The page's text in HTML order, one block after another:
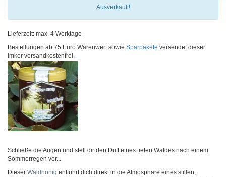
Ausverkauft!
Lieferzeit: max. 4 Werktage
Bestellungen ab 75 Euro Warenwert sowie Sparpakete versendet dieser
Imker versandkostenfrei.
Schließe die Augen und stell dir den Duft eines tiefen Waldes nach einem
Sommerregen vor...
Dieser Waldhonig entführt dich direkt in die Atmosphäre eines stillen,